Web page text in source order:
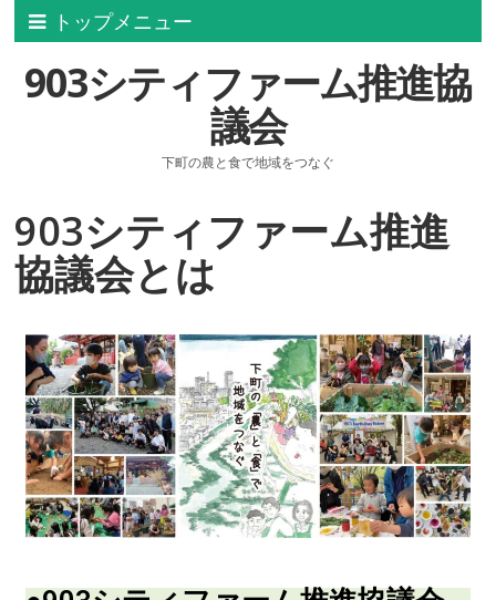
トップメニュー
903シティファーム推進協
議会
下町の農と食で地域をつなぐ
903シティファーム推進
協議会とは